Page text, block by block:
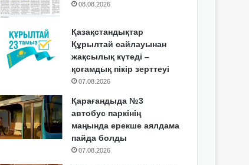
08.08.2026
Қазақстандықтар
Құрылтай сайлауынан
жақсылық күтеді –
қоғамдық пікір зерттеуі
07.08.2026
Қарағандыда №3
автобус паркінің
маңында ерекше аялдама
пайда болды
07.08.2026